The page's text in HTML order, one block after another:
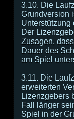
3.10. Die
Grundversion
Unterstützung
Der
Zusagen,
Dauer des
am Spiel
3.11. Die
erweiterten
Lizenzgebers
Fall länger
Spiel in der